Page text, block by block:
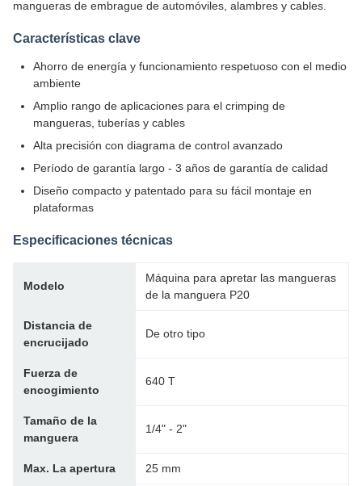
mangueras de embrague de automóviles, alambres y cables.
Características clave
Ahorro de energía y funcionamiento respetuoso con el medio
ambiente
Amplio rango de aplicaciones para el crimping de
mangueras, tuberías y cables
Alta precisión con diagrama de control avanzado
Período de garantía largo - 3 años de garantía de calidad
Diseño compacto y patentado para su fácil montaje en
plataformas
Especificaciones técnicas
Modelo
Máquina para apretar las mangueras
de la manguera P20
Distancia de
encrucijado
De otro tipo
Fuerza de
encogimiento
640 T
Tamaño de la
manguera
1/4" - 2"
Max. La apertura 25 mm